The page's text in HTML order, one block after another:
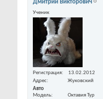
Дмитрий Викторович
Ученик
Регистрация
13.02.2012
Адрес
Жуковский
Авто
Модель
Октавия Тур